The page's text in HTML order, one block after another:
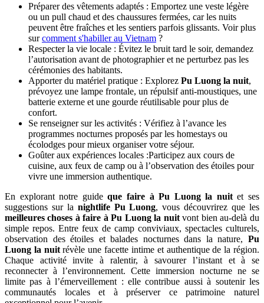
Préparer des vêtements adaptés : Emportez une veste légère
ou un pull chaud et des chaussures fermées, car les nuits
peuvent être fraîches et les sentiers parfois glissants. Voir plus
surcomment s'habiller au Vietnam ?
Respecter la vie locale : Évitez le bruit tard le soir, demandez
l’autorisation avant de photographier et ne perturbez pas les
cérémonies des habitants.
Apporter du matériel pratique : Explorez Pu Luong la nuit,
prévoyez une lampe frontale, un répulsif anti-moustiques, une
batterie externe et une gourde réutilisable pour plus de
confort.
Se renseigner sur les activités : Vérifiez à l’avance les
programmes nocturnes proposés par les homestays ou
écolodges pour mieux organiser votre séjour.
Goûter aux expériences locales :Participez aux cours de
cuisine, aux feux de camp ou à l’observation des étoiles pour
vivre une immersion authentique.
En explorant notre guideque faire à Pu Luong la nuitet ses
suggestions sur la nightlife Pu Luong, vous découvrirez que les
meilleures choses à faire à Pu Luong la nuitvont bien au-delà du
simple repos. Entre feux de camp conviviaux, spectacles culturels,
observation des étoiles et balades nocturnes dans la nature, Pu
Luong la nuitrévèle une facette intime et authentique de la région.
Chaque activité invite à ralentir, à savourer l’instant et à se
reconnecter à l’environnement. Cette immersion nocturne ne se
limite pas à l’émerveillement : elle contribue aussi à soutenir les
communautés locales et à préserver ce patrimoine naturel